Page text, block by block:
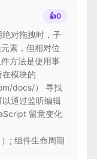
👍0
对拖拽时，子
素，但相对位
方法是使用事
模块的
docs/） 寻找
通过监听编辑
留意变化
; 组件生命周期